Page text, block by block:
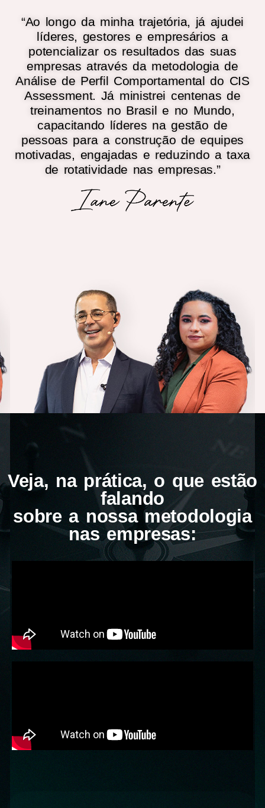
“Ao longo da minha trajetória, já ajudei
líderes, gestores e empresários a
potencializar os resultados das suas
empresas através da metodologia de
Análise de Perfil Comportamental do CIS
Assessment. Já ministrei centenas de
treinamentos no Brasil e no Mundo,
capacitando líderes na gestão de
pessoas para a construção de equipes
motivadas, engajadas e reduzindo a taxa
de rotatividade nas empresas.”
Veja, na prática, o que estão
falando
sobre a nossa metodologia
nas empresas: